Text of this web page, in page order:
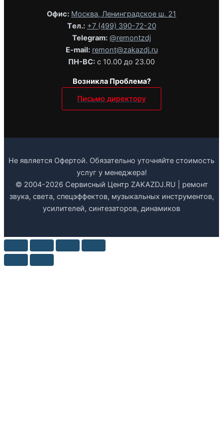
Офис: Москва, Ленинградское ш. 21
Tел.: +7 (499) 390-72-20
Telegram: @remontzdj‬
E-mail: remont@zakazdj.ru
ПН-ВС: с 10.00 до 23.00
Возникла Проблема?
Письмо директору
Не является Офертой. Обязательно уточняйте стоимость
услуг у менеджера!
© 2004-2026 Сервисный Центр ZAKAZDJ.RU | ремонт
звука, света, спецэффектов, музыкальных инструментов,
усилителей, синтезаторов, динамиков